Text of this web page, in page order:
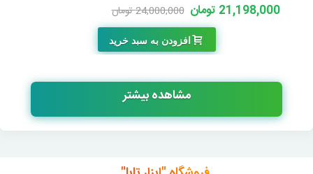
21,198,000 تومان 24,000,000 تومان
افزودن به سبد خرید
مشاهده بیشتر